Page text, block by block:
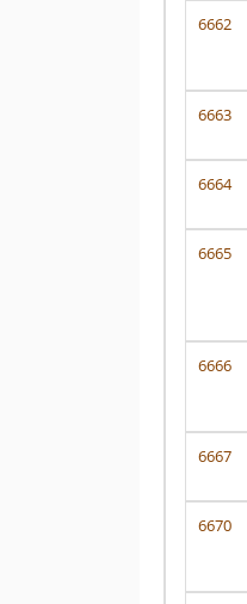
6662
6663
6664
6665
6666
6667
6670